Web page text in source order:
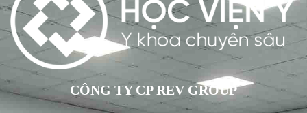
CÔNG TY CP REV GROUP